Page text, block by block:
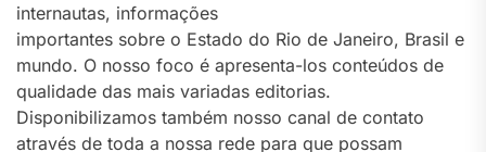
internautas, informações
importantes sobre o Estado do Rio de Janeiro, Brasil e
mundo. O nosso foco é apresenta-los conteúdos de
qualidade das mais variadas editorias.
Disponibilizamos também nosso canal de contato
através de toda a nossa rede para que possam